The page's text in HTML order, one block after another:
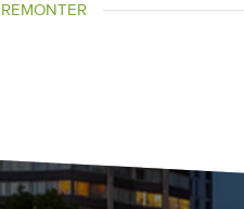
REMONTER